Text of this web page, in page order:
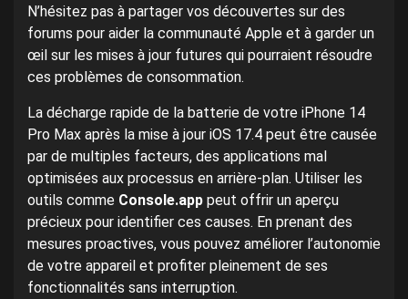
N’hésitez pas à partager vos découvertes sur des
forums pour aider la communauté Apple et à garder un
œil sur les mises à jour futures qui pourraient résoudre
ces problèmes de consommation.
La décharge rapide de la batterie de votre iPhone 14
Pro Max après la mise à jour iOS 17.4 peut être causée
par de multiples facteurs, des applications mal
optimisées aux processus en arrière-plan. Utiliser les
outils comme Console.app peut offrir un aperçu
précieux pour identifier ces causes. En prenant des
mesures proactives, vous pouvez améliorer l’autonomie
de votre appareil et profiter pleinement de ses
fonctionnalités sans interruption.